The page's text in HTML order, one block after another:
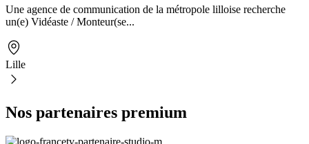
Une agence de communication de la métropole lilloise recherche
un(e) Vidéaste / Monteur(se...
Lille
Nos partenaires premium